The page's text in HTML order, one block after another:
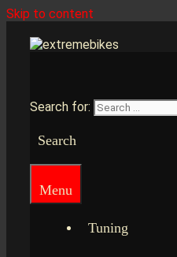
Skip to content
Search for:
Search
Menu
Tuning